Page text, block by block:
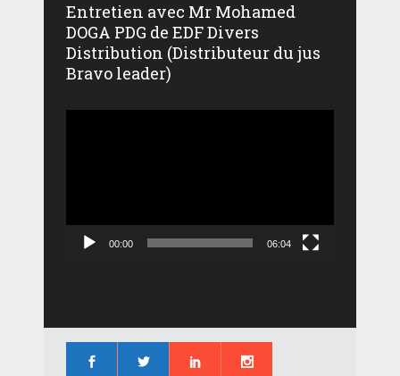
Entretien avec Mr Mohamed
DOGA PDG de EDF Divers
Distribution (Distributeur du jus
Bravo leader)
00:00 06:04